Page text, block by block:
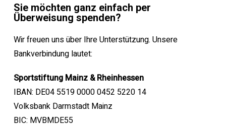
Sie möchten ganz einfach per
Überweisung spenden?
Wir freuen uns über Ihre Unterstützung. Unsere
Bankverbindung lautet:
Sportstiftung Mainz & Rheinhessen
IBAN: DE04 5519 0000 0452 5220 14
Volksbank Darmstadt Mainz
BIC: MVBMDE55